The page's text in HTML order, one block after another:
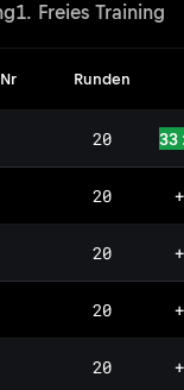
1. Freies Training
Runden
20
20
20
20
20